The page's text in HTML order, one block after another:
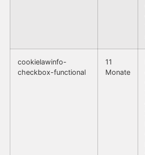
cookielawinfo-
checkbox-functional
11
Monate